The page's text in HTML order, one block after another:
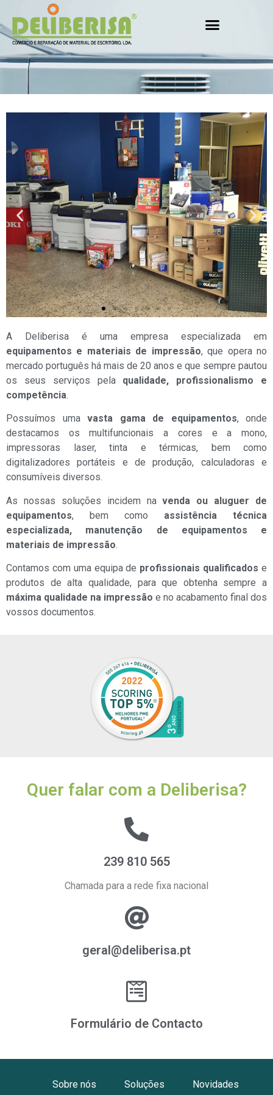
A Deliberisa é uma empresa especializada em
equipamentos e materiais de impressão, que opera no
mercado português há mais de 20 anos e que sempre pautou
os seus serviços pela qualidade, profissionalismo e
competência.
Possuímos uma vasta gama de equipamentos, onde
destacamos os multifuncionais a cores e a mono,
impressoras laser, tinta e térmicas, bem como
digitalizadores portáteis e de produção, calculadoras e
consumíveis diversos.
As nossas soluções incidem navenda ou aluguer de
equipamentos, bem como assistência técnica
especializada, manutenção de equipamentos e
materiais de impressão.
Contamos com uma equipa de profissionais qualificados e
produtos de alta qualidade, para que obtenha sempre a
máxima qualidade na impressão e no acabamento final dos
vossos documentos.
Quer falar com a Deliberisa?
239 810 565
Chamada para a rede fixa nacional
geral@deliberisa.pt
Formulário de Contacto
Sobre nós Soluções
Novidades